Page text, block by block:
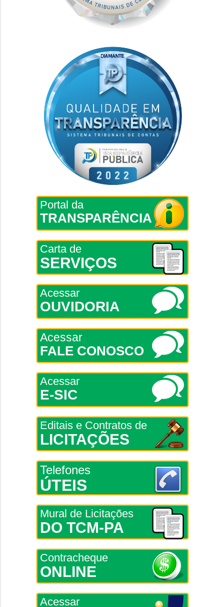
Portal da
TRANSPARÊNCIA
Carta de
SERVIÇOS
Acessar
OUVIDORIA
Acessar
FALE CONOSCO
Acessar
E-SIC
Editais e Contratos de
LICITAÇÕES
Telefones
ÚTEIS
Mural de Licitações
DO TCM-PA
Contracheque
ONLINE
Acessar